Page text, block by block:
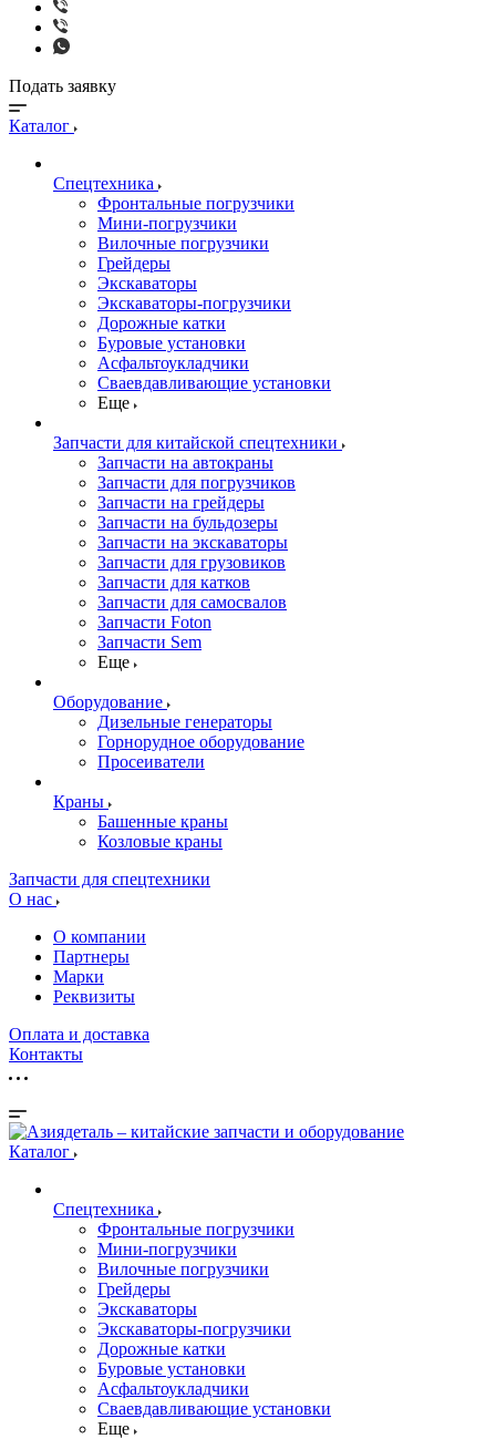
Подать заявку
Каталог
Спецтехника
Фронтальные погрузчики
Мини-погрузчики
Вилочные погрузчики
Грейдеры
Экскаваторы
Экскаваторы-погрузчики
Дорожные катки
Буровые установки
Асфальтоукладчики
Сваевдавливающие установки
Еще
Запчасти для китайской спецтехники
Запчасти на автокраны
Запчасти для погрузчиков
Запчасти на грейдеры
Запчасти на бульдозеры
Запчасти на экскаваторы
Запчасти для грузовиков
Запчасти для катков
Запчасти для самосвалов
Запчасти Foton
Запчасти Sem
Еще
Оборудование
Дизельные генераторы
Горнорудное оборудование
Просеиватели
Краны
Башенные краны
Козловые краны
Запчасти для спецтехники
О нас
О компании
Партнеры
Марки
Реквизиты
Оплата и доставка
Контакты
Каталог
Спецтехника
Фронтальные погрузчики
Мини-погрузчики
Вилочные погрузчики
Грейдеры
Экскаваторы
Экскаваторы-погрузчики
Дорожные катки
Буровые установки
Асфальтоукладчики
Сваевдавливающие установки
Еще